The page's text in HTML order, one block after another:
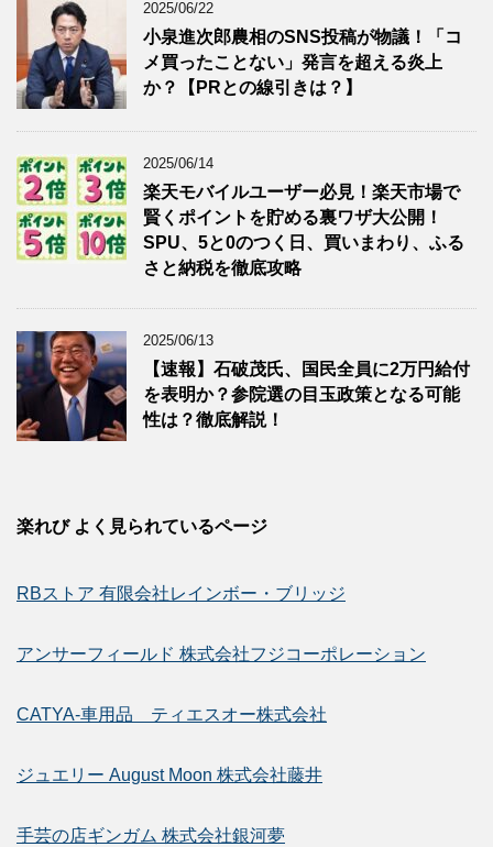
2025/06/22
小泉進次郎農相のSNS投稿が物議！「コ
メ買ったことない」発言を超える炎上
か？【PRとの線引きは？】
2025/06/14
楽天モバイルユーザー必見！楽天市場で
賢くポイントを貯める裏ワザ大公開！
SPU、5と0のつく日、買いまわり、ふる
さと納税を徹底攻略
2025/06/13
【速報】石破茂氏、国民全員に2万円給付
を表明か？参院選の目玉政策となる可能
性は？徹底解説！
楽れび よく見られているページ
RBストア 有限会社レインボー・ブリッジ
アンサーフィールド 株式会社フジコーポレーション
CATYA-車用品 ティエスオー株式会社
ジュエリー August Moon 株式会社藤井
手芸の店ギンガム 株式会社銀河夢